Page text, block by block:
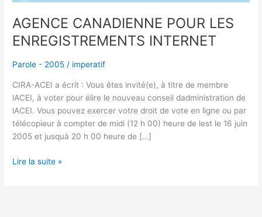
AGENCE CANADIENNE POUR LES
ENREGISTREMENTS INTERNET
Parole - 2005 / imperatif
CIRA-ACEI a écrit : Vous êtes invité(e), à titre de membre
lACEI, à voter pour élire le nouveau conseil dadministration de
lACEI. Vous pouvez exercer votre droit de vote en ligne ou par
télécopieur à compter de midi (12 h 00) heure de lest le 16 juin
2005 et jusquà 20 h 00 heure de […]
Lire la suite »